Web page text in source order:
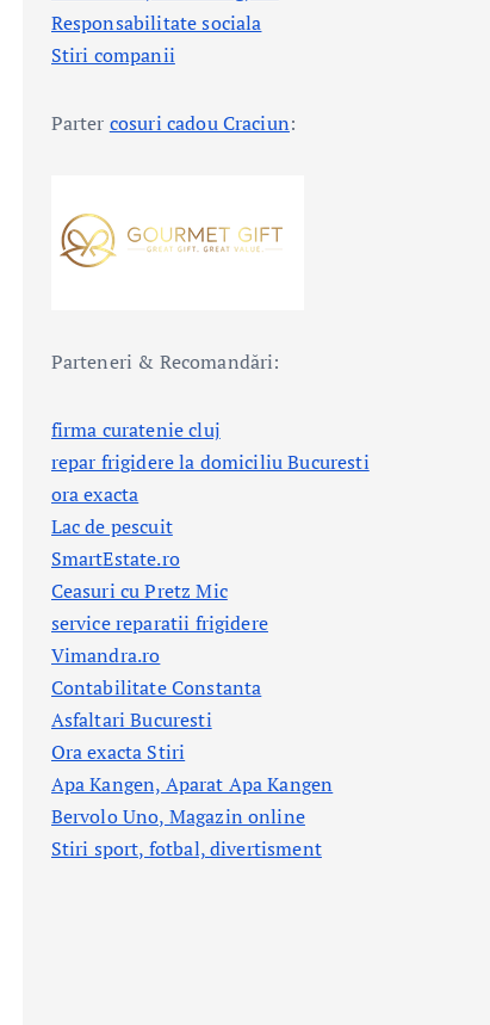
Responsabilitate sociala
Stiri companii
Parter cosuri cadou Craciun:
Parteneri & Recomandări:
firma curatenie cluj
repar frigidere la domiciliu Bucuresti
ora exacta
Lac de pescuit
SmartEstate.ro
Ceasuri cu Pretz Mic
service reparatii frigidere
Vimandra.ro
Contabilitate Constanta
Asfaltari Bucuresti
Ora exacta Stiri
Apa Kangen, Aparat Apa Kangen
Bervolo Uno, Magazin online
Stiri sport, fotbal,divertisment